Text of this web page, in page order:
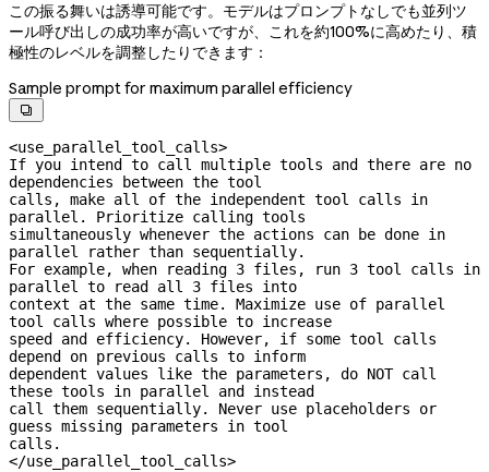
この振る舞いは誘導可能です。モデルはプロンプトなしでも並列ツ
ール呼び出しの成功率が高いですが、これを約100%に高めたり、積
極性のレベルを調整したりできます：
Sample prompt for maximum parallel efficiency

<use_parallel_tool_calls>
If you intend to call multiple tools and there are no
dependencies between the tool
calls, make all of the independent tool calls in
parallel. Prioritize calling tools
simultaneously whenever the actions can be done in
parallel rather than sequentially.
For example, when reading 3 files, run 3 tool calls in
parallel to read all 3 files into
context at the same time. Maximize use of parallel
tool calls where possible to increase
speed and efficiency. However, if some tool calls
depend on previous calls to inform
dependent values like the parameters, do NOT call
these tools in parallel and instead
call them sequentially. Never use placeholders or
guess missing parameters in tool
calls.
</use_parallel_tool_calls>